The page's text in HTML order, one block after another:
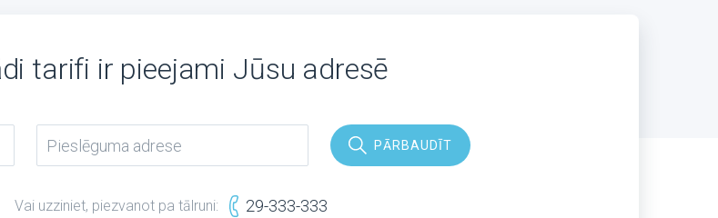
tarifi ir pieejami Jūsu adresē
PĀRBAUDĪT
Vai uzziniet, piezvanot pa tālruni: 29-333-333